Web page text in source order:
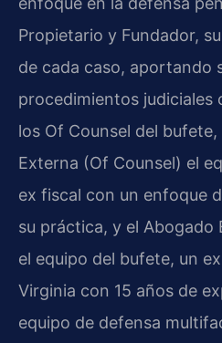
Propietario y Fundador,
de cada caso, aportando
procedimientos judiciales
los Of Counsel del
Externa (Of Counsel) el
ex fiscal con un enfoque
su práctica, y el Abogado
el equipo del bufete, un
Virginia con 15 años de
equipo de defensa